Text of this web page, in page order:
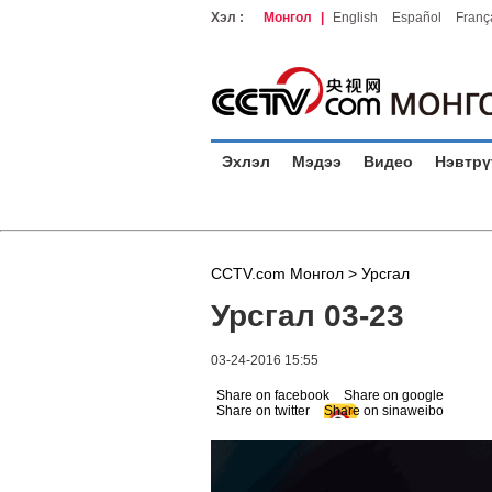
Хэл : Монгол English Español
Эхлэл Мэдээ Видео
CCTV.com Монгол > Урсгал
Урсгал 03-23
03-24-2016 15:55
Share on facebook
Share on google
Share on twitter
Share on sinaweibo